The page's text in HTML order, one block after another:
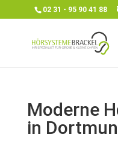
02 31 - 95 90 41 88
Moderne
in